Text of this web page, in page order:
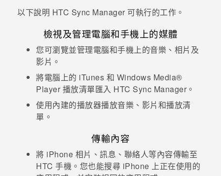
焦點訊息
校園專案
企業採購
銷售門市
銷售通路
VIVELAND
以下說明 HTC Sync Manager 可執行的工作。
檢視及管理電腦和手機上的媒體
您可瀏覽並管理電腦和手機上的音樂、相片及
影片。
將電腦上的 iTunes 和 Windows Media®
Player 播放清單匯入 HTC Sync Manager 。
使用內建的播放器播放音樂、影片和播放清
單。
傳輸內容
將 iPhone 相片、訊息、聯絡人等內容傳輸至
HTC 手機。 您也能搜尋 iPhone 上正在使用的